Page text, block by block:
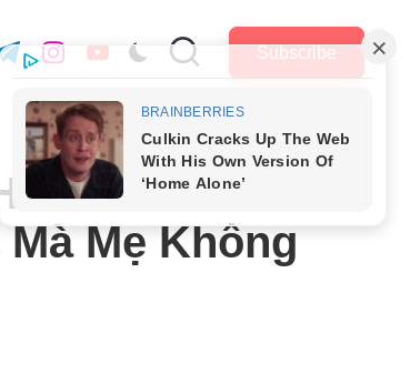
instagram.com
youtube.com Subscribe
Thẩm Phán:
Mẹ Không